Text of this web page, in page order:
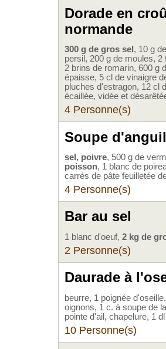
Dorade en
normande
300 g de gros sel , 10 g
persil, 200 g de moules,
2 brins de romarin, 600 g
épaisse, 5 cl de vinaigre
pluches d'estragon, 12 cl
écaillée, vidée et
4 Personne(s)
Soupe
sel, poivre, 500 g de
poisson, 1 blanc de
carrés de pâte feuilletée
4 Personne(s)
Bar au sel
1 blanc d'oeuf, 2 kg de
2 Personne(s)
Daurade à
beurre, 1 poignée
oignons, 1 c. à soupe de
pointe d'ail, chapelure, 1
10 Personne(s)